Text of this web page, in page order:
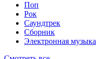
Поп
Рок
Саундтрек
Сборник
Электронная музыка